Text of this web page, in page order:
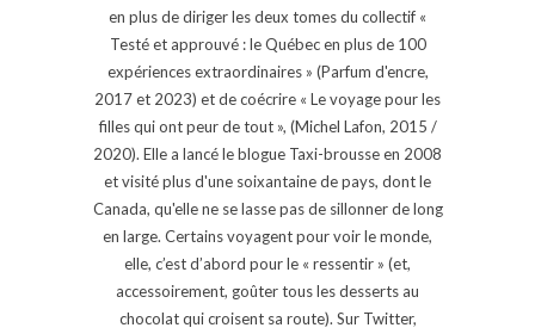
en plus de diriger les deux tomes du collectif «
Testé et approuvé : le Québec en plus de 100
expériences extraordinaires » (Parfum d'encre,
2017 et 2023) et de coécrire « Le voyage pour les
filles qui ont peur de tout », (Michel Lafon, 2015 /
2020). Elle a lancé le blogue Taxi-brousse en 2008
et visité plus d'une soixantaine de pays, dont le
Canada, qu'elle ne se lasse pas de sillonner de long
en large. Certains voyagent pour voir le monde,
elle, c’est d’abord pour le « ressentir » (et,
accessoirement, goûter tous les desserts au
chocolat qui croisent sa route). Sur Twitter,